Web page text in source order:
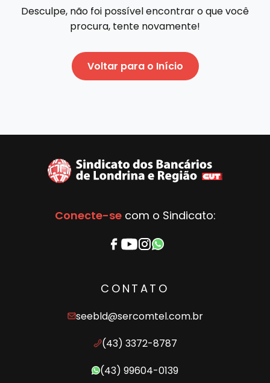
Desculpe, não foi possível encontrar o que você
procura, tente novamente!
Voltar para o Início
Conecte-secom o Sindicato:
CONTATO
seebld@sercomtel.com.br
(43) 3372-8787
(43) 99604-0139